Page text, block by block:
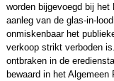
worden bijgevoegd bij
aanleg van de glas-in-
onmiskenbaar het
verkoop strikt verboden
ontbraken in de
bewaard in het